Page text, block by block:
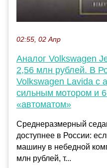
02:55, 02 Апр
Аналог Volkswagen
2,56 млн рублей. В
Volkswagen Lavida с
сильным мотором и
«автоматом»
Среднеразмерный
доступнее в России:
машину в небедной
млн рублей, т...